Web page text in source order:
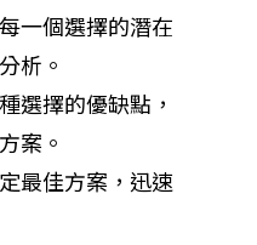
一個選擇的潛在
析。
選擇的優缺點，
案。
最佳方案，迅速